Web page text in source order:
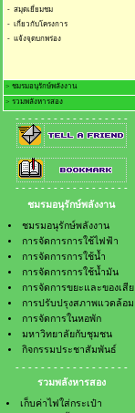
- สมุดเยี่ยมชม
- เกี่ยวกับโครงการ
- แจ้งจุดบกพร่อง
> ชมรมอนุรักษ์พลังงาน
- ชมรมอนุรักษ์พลังงาน
- การจัดการการใช้ไฟฟ้า
- การจัดการการใช้น้ำ
- การจัดการการใช้น้ำมัน
- การจัดการขยะและของเสีย
- การปรับปรุงสภาพแวดล้อม
- การจัดการในหอพัก
- มหาวิทยาลัยกับชุมชน
- กิจกรรมประชาสัมพันธ์
> รวมพลังหารสอง
- เก็บค่าไฟใส่กระเป๋า
- รวมพลัง.. น้ำหารสอง
- รวมพลังหยุดรถซดน้ำมัน
- นี่สิ.. บ้านหารสอง
- บทความพลังงาน
- เว็บไซต์ที่น่าสนใจ
- - - - - - - - - - - - - - - - - -
- - - - - - - - - - - - - - - - - -
ชมรมอนุรักษ์พลังงาน
ชมรมอนุรักษ์พลังงาน
การจัดการการใช้ไฟฟ้า
การจัดการการใช้น้ำ
การจัดการการใช้น้ำมัน
การจัดการขยะและของเสีย
การปรับปรุงสภาพแวดล้อม
การจัดการในหอพัก
มหาวิทยาลัยกับชุมชน
กิจกรรมประชาสัมพันธ์
- - - - - - - - - - - - - - - - - -
รวมพลังหารสอง
เก็บค่าไฟใส่กระเป๋า